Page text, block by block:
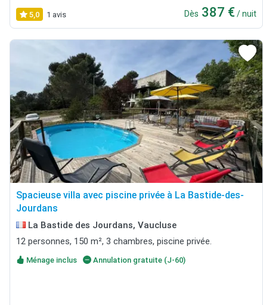
5,0 1 avis Dès 387 € / nuit
Spacieuse villa avec piscine privée à La Bastide-des-
Jourdans
La Bastide des Jourdans, Vaucluse
12 personnes, 150 m², 3 chambres, piscine privée.
Ménage inclus Annulation gratuite (J-60)